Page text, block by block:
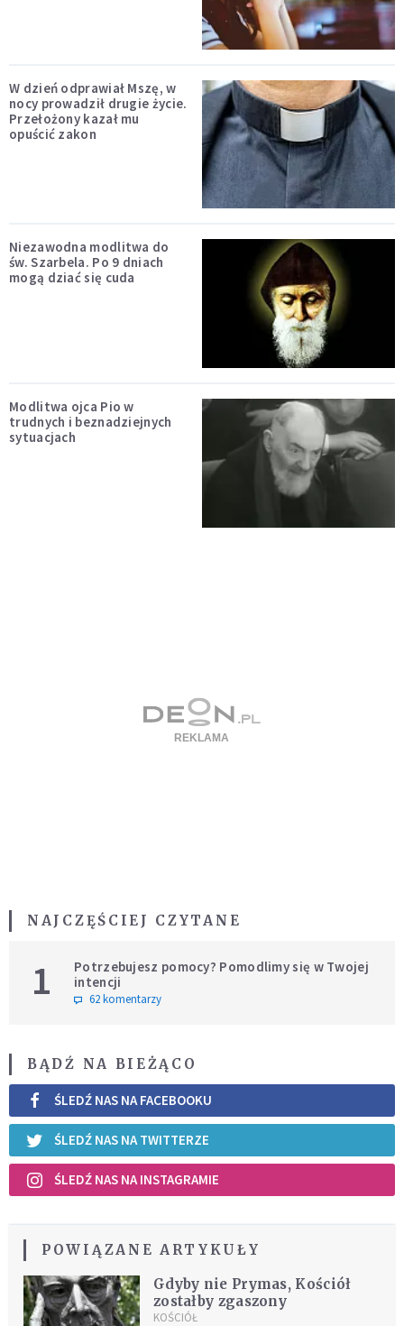
W dzień odprawiał Mszę, w
nocy prowadził drugie życie.
Przełożony kazał mu
opuścić zakon
Niezawodna modlitwa do
św. Szarbela. Po 9 dniach
mogą dziać się cuda
Modlitwa ojca Pio w
trudnych i beznadziejnych
sytuacjach
NAJCZĘŚCIEJ CZYTANE
1
Potrzebujesz pomocy? Pomodlimy się w Twojej
intencji
62 komentarzy
BĄDŹ NA BIEŻĄCO
ŚLEDŹ NAS NA FACEBOOKU
ŚLEDŹ NAS NA TWITTERZE
ŚLEDŹ NAS NA INSTAGRAMIE
POWIĄZANE ARTYKUŁY
Gdyby nie Prymas, Kościół
zostałby zgaszony
KOŚCIÓŁ